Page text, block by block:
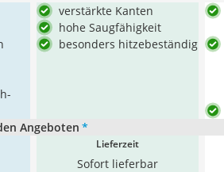
verstärkte Kanten
hohe Saugfähigkeit
besonders hitzebeständig
Angeboten *
Lieferzeit
Sofort lieferbar